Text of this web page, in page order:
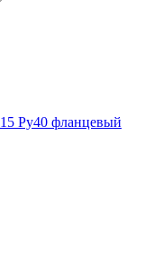
Ру40 фланцевый